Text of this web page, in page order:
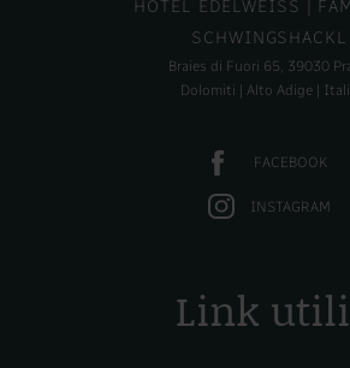
HOTEL EDELWEISS
|
SCHWINGSHACKL
Braies di Fuori 65, 39030
Dolomiti | Alto Adige |
FACEBOOK
INSTAGRAM
Link